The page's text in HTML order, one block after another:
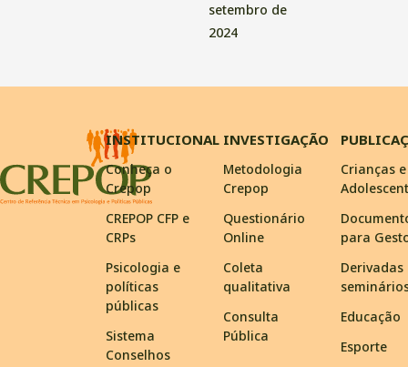
setembro de
2024
INSTITUCIONAL
Conheça o
Crepop
CREPOP CFP e
CRPs
Psicologia e
políticas
públicas
Sistema
Conselhos
INVESTIGAÇÃO
Metodologia
Crepop
Questionário
Online
Coleta
qualitativa
Consulta
Pública
Crianças e
para
Derivadas
Educação
Esporte